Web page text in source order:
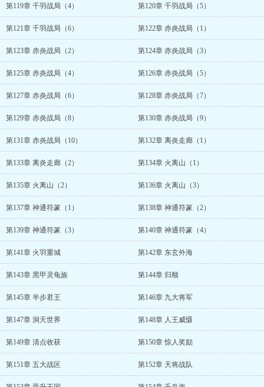
第119章 千羽战局（4） 第120章 千羽战局（5）
第121章 千羽战局（6） 第122章 赤炎战局（1）
第123章 赤炎战局（2） 第124章 赤炎战局（3）
第125章 赤炎战局（4） 第126章 赤炎战局（5）
第127章 赤炎战局（6） 第128章 赤炎战局（7）
第129章 赤炎战局（8） 第130章 赤炎战局（9）
第131章 赤炎战局（10） 第132章 离炎走廊（1）
第133章 离炎走廊（2） 第134章 火离山（1）
第135章 火离山（2） 第136章 火离山（3）
第137章 神通符篆（1） 第138章 神通符篆（2）
第139章 神通符篆（3） 第140章 神通符篆（4）
第141章 火羽重城 第142章 东玄外海
第143章 黑甲灵龟族 第144章 归顺
第145章 半步君王 第146章 九大将军
第147章 洞天世界 第148章 人王威慑
第149章 清点收获 第150章 惊人奖励
第151章 五大战区 第152章 天将战队